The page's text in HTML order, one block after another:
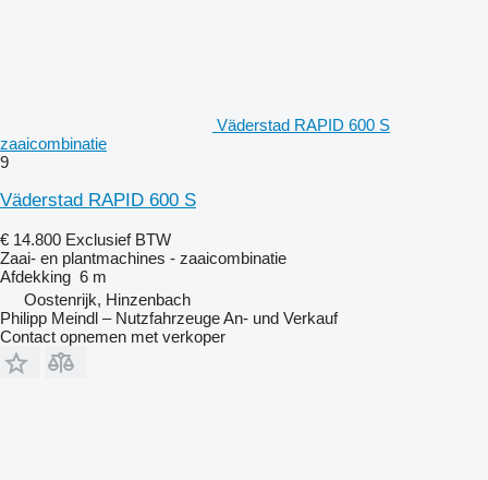
Väderstad RAPID 600 S
zaaicombinatie
9
Väderstad RAPID 600 S
€ 14.800 Exclusief BTW
Zaai- en plantmachines - zaaicombinatie
Afdekking 6 m
Oostenrijk, Hinzenbach
Philipp Meindl – Nutzfahrzeuge An- und Verkauf
Contact opnemen met verkoper